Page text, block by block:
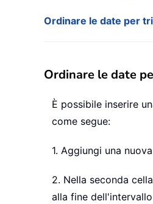
Ordinare le date per
Ordinare le date
È possibile inserire
come segue:
1. Aggiungi una
2. Nella seconda
alla fine